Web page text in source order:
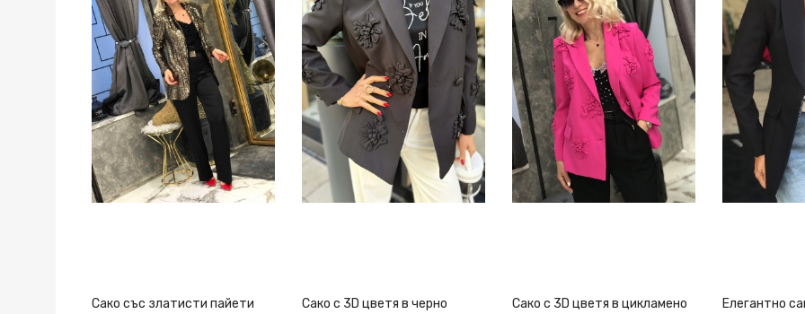
Сако със златисти пайети Сако с 3D цветя в черно Сако с 3D цветя в цикламено
Елегантно